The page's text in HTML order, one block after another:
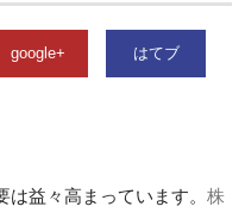
google+ はてブ
は益々高まっています。株